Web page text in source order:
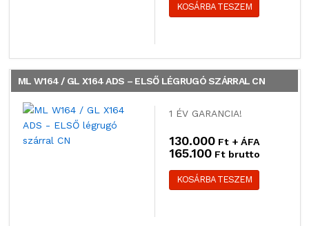
KOSÁRBA TESZEM
ML W164 / GL X164 ADS – ELSŐ LÉGRUGÓ SZÁRRAL CN
1 ÉV GARANCIA!
130.000 Ft + ÁFA
165.100 Ft brutto
KOSÁRBA TESZEM